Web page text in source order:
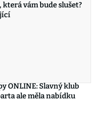
která vám bude slušet?
ONLINE: Slavný klub
ale měla nabídku